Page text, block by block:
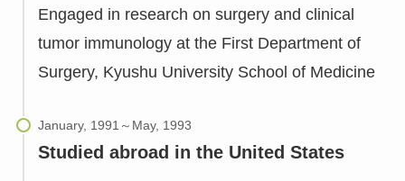
Engaged in research on surgery and clinical
tumor immunology at the First Department of
Surgery, Kyushu University School of Medicine
Studied abroad in the United States